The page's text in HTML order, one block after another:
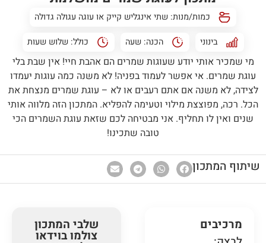
כמות/מנות: שתי אינגליש קייק או עוגה עגולה גדולה
בינוני
הכנה: שעה כולל: שלוש שעות
מי שמכיר אותי יודע שעוגות שמרים הם אהבת חיי! אין שבת בלי
עוגת שמרים. אי אפשר לעמוד בפניה! לא משנה כמה עוגות יעמדו
לצידה, לא משנה אם אתם רעבים או לא – עוגת שמרים מנצחת את
הכל. רכה, מפוצצת מילוי וטעימה להפליא. המתכון הזה מלווה אותי
שנים ואין לו תחליף. אני מבטיחה לכם שזאת עוגת השמרים הכי
טובה שתכינו!
שיתוף המתכון
מרכיבים
שלבי המתכון
צולמו בוידאו